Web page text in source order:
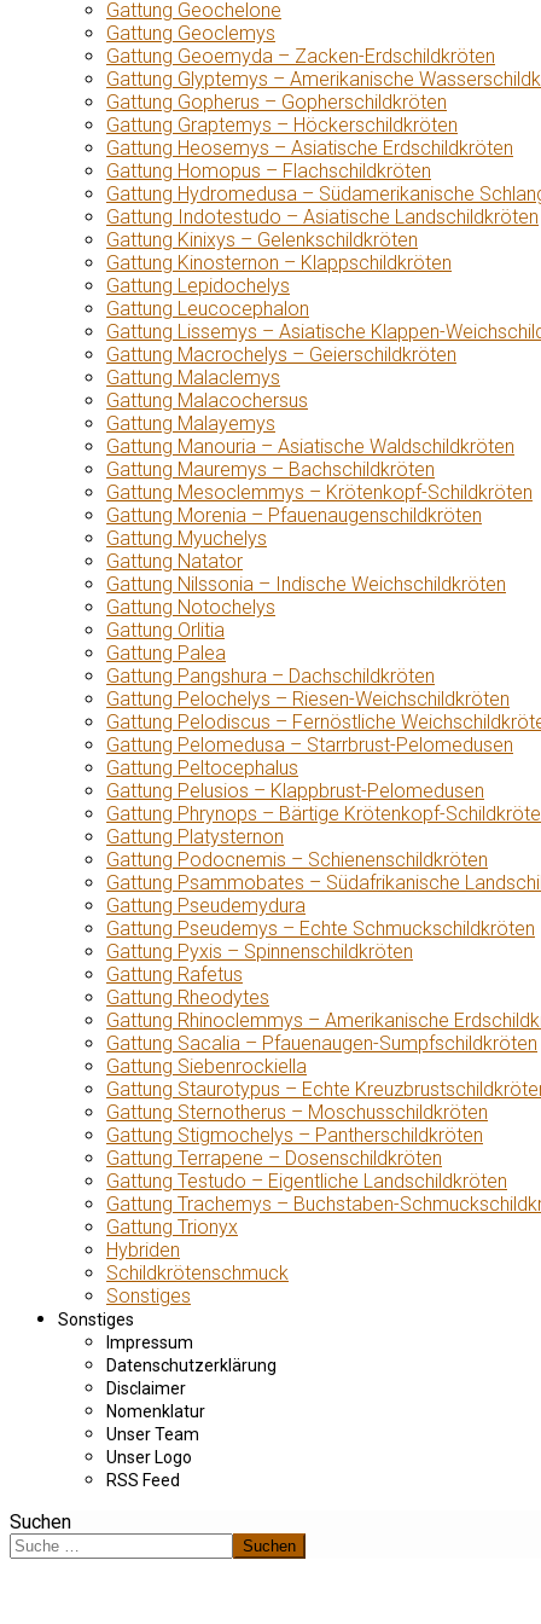
Gattung Geochelone
Gattung Geoclemys
Gattung Geoemyda – Zacken-Erdschildkröten
Gattung Glyptemys – Amerikanische
Gattung Gopherus – Gopherschildkröten
Gattung Graptemys – Höckerschildkröten
Gattung Heosemys – Asiatische Erdschildkröten
Gattung Homopus – Flachschildkröten
Gattung Hydromedusa – Südamerikanische
Gattung Indotestudo – Asiatische Landschildkröten
Gattung Kinixys – Gelenkschildkröten
Gattung Kinosternon – Klappschildkröten
Gattung Lepidochelys
Gattung Leucocephalon
Gattung Lissemys – Asiatische Klappen-
Gattung Macrochelys – Geierschildkröten
Gattung Malaclemys
Gattung Malacochersus
Gattung Malayemys
Gattung Manouria – Asiatische Waldschildkröten
Gattung Mauremys – Bachschildkröten
Gattung Mesoclemmys – Krötenkopf-Schildkröten
Gattung Morenia – Pfauenaugenschildkröten
Gattung Myuchelys
Gattung Natator
Gattung Nilssonia – Indische Weichschildkröten
Gattung Notochelys
Gattung Orlitia
Gattung Palea
Gattung Pangshura – Dachschildkröten
Gattung Pelochelys – Riesen-Weichschildkröten
Gattung Pelodiscus – Fernöstliche
Gattung Pelomedusa – Starrbrust-Pelomedusen
Gattung Peltocephalus
Gattung Pelusios – Klappbrust-Pelomedusen
Gattung Phrynops – Bärtige Krötenkopf-
Gattung Platysternon
Gattung Podocnemis – Schienenschildkröten
Gattung Psammobates – Südafrikanische
Gattung Pseudemydura
Gattung Pseudemys – Echte Schmuckschildkröten
Gattung Pyxis – Spinnenschildkröten
Gattung Rafetus
Gattung Rheodytes
Gattung Rhinoclemmys – Amerikanische
Gattung Sacalia – Pfauenaugen-Sumpfschildkröten
Gattung Siebenrockiella
Gattung Staurotypus – Echte
Gattung Sternotherus – Moschusschildkröten
Gattung Stigmochelys – Pantherschildkröten
Gattung Terrapene – Dosenschildkröten
Gattung Testudo – Eigentliche Landschildkröten
Gattung Trachemys – Buchstaben-
Gattung Trionyx
Hybriden
Schildkrötenschmuck
Sonstiges
Sonstiges
Impressum
Datenschutzerklärung
Disclaimer
Nomenklatur
Unser Team
Unser Logo
RSS Feed
Suchen
Suchen